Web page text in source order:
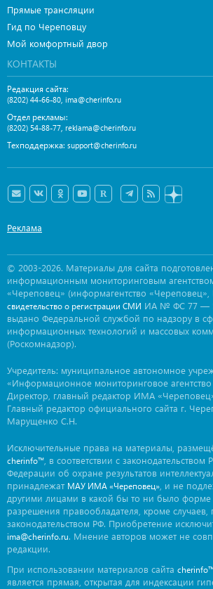
Прямые трансляции
Гид по Череповцу
Мой комфортный двор
КОНТАКТЫ
Редакция сайта:
(8202) 44-66-80, ima@cherinfo.ru
Отдел рекламы:
(8202) 54-88-77, reklama@cherinfo.ru
Техподдержка: support@cherinfo.ru
Реклама
© 2003-2026. Материалы для сайта
информационным мониторинговым
«Череповец» (информагентство
свидетельство о регистрации СМИ ИА № ФС 77 —
выдано Федеральной службой по надзору в
информационных технологий и массовых
(Роскомнадзор).
Учредитель: муниципальное автономное
«Информационное мониторинговое
Директор, главный редактор ИМА
Главный редактор официального сайта г.
Марущенко С.Н.
Исключительные права на материалы,
cherinfo™ , в соответствии с законодательством
Федерации об охране результатов
принадлежат МАУ ИМА «Череповец» , и не
другими лицами в какой бы то ни было форме
разрешения правообладателя, кроме
законодательством РФ. Приобретение
ima@cherinfo.ru. Мнение авторов может не
редакции.
При использовании материалов сайта
является прямая, открытая для индексации